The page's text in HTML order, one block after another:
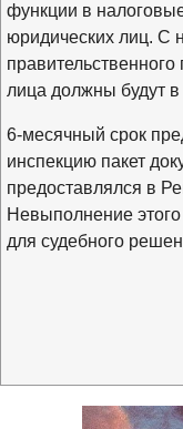
функции в
юридических лиц. С
лица должны будут в
6-месячный срок
инспекцию пакет
предоставлялся в
Невыполнение
для судебного